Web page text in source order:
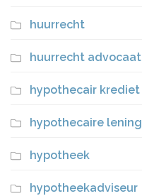
huurrecht
huurrecht advocaat
hypothecair krediet
hypothecaire lening
hypotheek
hypotheekadviseur